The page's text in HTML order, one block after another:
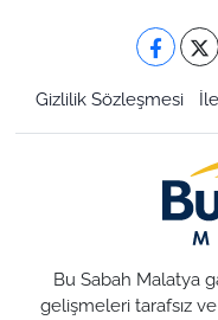
Gizlilik Sözleşmesi
Bu Sabah Malatya
gelişmeleri tarafsız ve